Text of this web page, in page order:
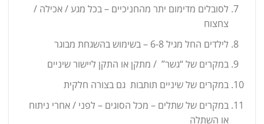
לסובלים מדימום יתר מהחניכיים – בכל מגע / אכילה /
צחצוח
לילדים החל מגיל 6-8 – בשימוש בהשגחת מבוגר
במקרים של “גשר” / מתקן או התקן ליישור שיניים
במקרים של שיניים תותבות גם בצורה חלקית
במקרים של שתלים – מכל הסוגים – לפני / אחרי ניתוח
או השתלה